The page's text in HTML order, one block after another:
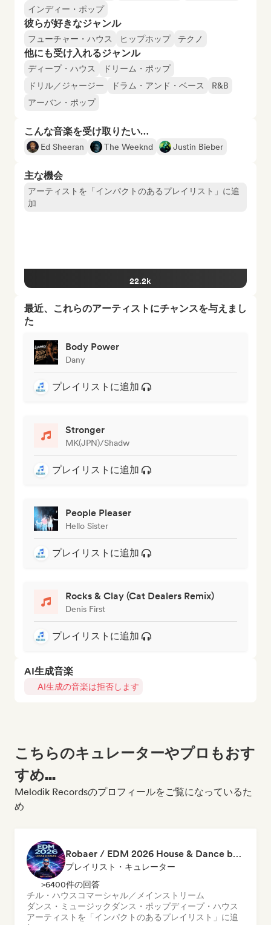
インディー・ポップ
彼らが好きなジャンル
フューチャー・ハウス ヒップホップ テクノ
他にも受け入れるジャンル
ディープ・ハウス
ドリーム・ポップ
ドリル／ジャージー
ドラム・アンド・ベース
R&B
アーバン・ポップ
こんな音楽を受け取りたい…
Ed Sheeran The Weeknd Justin Bieber
主な機会
アーティストを「インパクトのあるプレイリスト」に追
加
22.2k
最近、これらのアーティストにチャンスを与えまし
た
Body Power
Dany
プレイリストに追加
Stronger
MK(JPN)/Shadw
プレイリストに追加
People Pleaser
Hello Sister
プレイリストに追加
Rocks & Clay (Cat Dealers Remix)
Denis First
プレイリストに追加
AI生成音楽
AI生成の音楽は拒否します
こちらのキュレーターやプロもおす
すめ...
Melodik Recordsのプロフィールをご覧になっているた
め
Robaer / EDM 2026 House & Dance by bigFM nitroX
プレイリスト・キュレーター
>6400件の回答
チル・ハウス コマーシャル／メインストリーム
ダンス・ミュージック ダンス・ポップディープ・ハウス
アーティストを「インパクトのあるプレイリスト」に追